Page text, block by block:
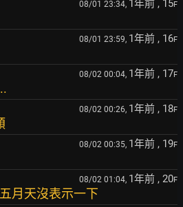
08/01 23:34, 1年前 , 15F
08/01 23:59, 1年前 , 16F
08/02 00:04, 1年前 , 17F
08/02 00:26, 1年前 , 18F
08/02 00:35, 1年前 , 19F
08/02 01:04, 1年前 , 20F
月天沒表示一下